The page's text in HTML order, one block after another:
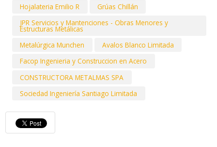
Hojalateria Emilio R
Grúas Chillán
JPR Servicios y Mantenciones - Obras Menores y
Estructuras Metálicas
Metalúrgica Munchen
Avalos Blanco Limitada
Facop Ingenieria y Construccion en Acero
CONSTRUCTORA METALMAS SPA
Sociedad Ingeniería Santiago Limitada